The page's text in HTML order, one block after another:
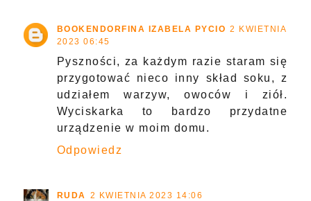
BOOKENDORFINA IZABELA PYCIO 2 KWIETNIA
2023 06:45
Pyszności, za każdym razie staram się
przygotować nieco inny skład soku, z
udziałem warzyw, owoców i ziół.
Wyciskarka to bardzo przydatne
urządzenie w moim domu.
Odpowiedz
RUDA 2 KWIETNIA 2023 14:06